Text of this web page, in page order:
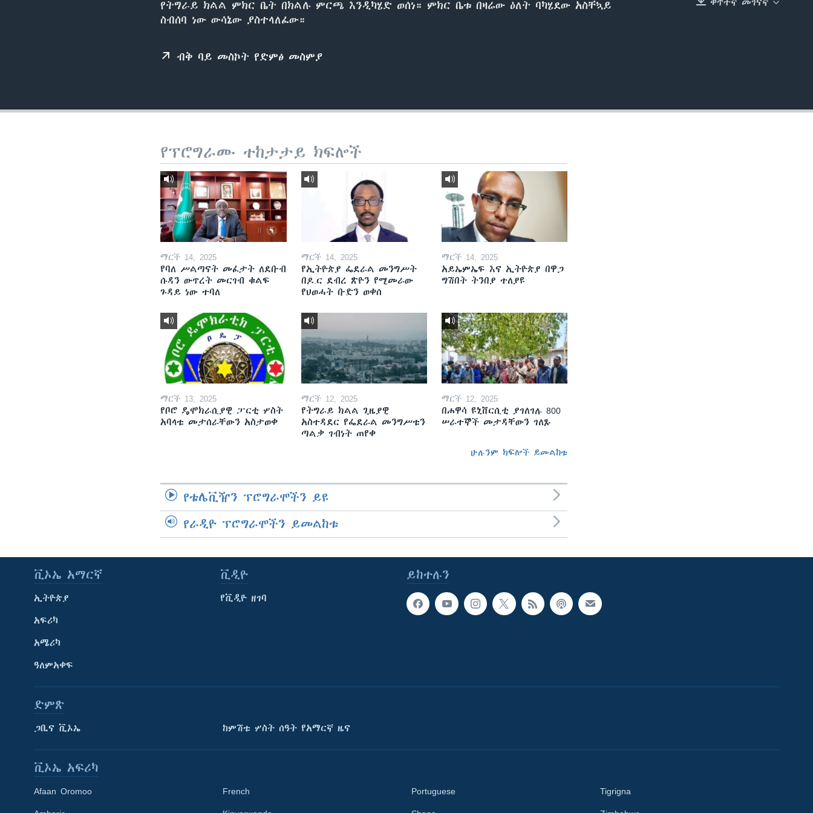
EMBED
የትግራይ ክልል ምክር ቤት በክልሉ ምርጫ እንዲካሄድ ወሰነ። ምክር ቤቱ በዛሬው ዕለት ባካሄደው አስቸኳይ
ስብሰባ ነው ውሳኔው ያስተላለፈው።
ብቅ ባይ መስኮት የድምፅ መስምያ
የፕሮግራሙ ተከታታይ ክፍሎች
ማርች 14, 2025
የባለ ሥልጣናት መፈታት ለደቡብ
ሱዳን ውጥረት መርገብ ቁልፍ
ጉዳይ ነው ተባለ
ማርች 14, 2025
የኢትዮጵያ ፌደራል መንግሥት
በዶ.ር ደብረ ጽዮን የሚመራው
የህወሓት ቡድን ወቀሰ
ማርች 14, 2025
አይኤምኤፍ እና ኢትዮጵያ በዋጋ
ግሽበት ትንበያ ተለያዩ
ማርች 13, 2025
የቦሮ ዴሞክራሲያዊ ፓርቲ ሦስት
አባላቱ መታሰራቸውን አስታወቀ
ማርች 12, 2025
የትግራይ ክልል ጊዜያዊ
አስተዳደር የፌደራል መንግሥቱን
ጣልቃ ገብነት ጠየቀ
ማርች 12, 2025
በሐዋሳ ዩኒቨርሲቲ ያገለገሉ 800
ሠራተኞች መታዳቸውን ገለጹ
ሁሉንም ክፍሎች ይመልከቱ
የቴሌቪዥን ፕሮግራሞችን ይዩ
የራዲዮ ፕሮግራሞችን ይመልከቱ
ይከተሉን
ቪኦኤ አማርኛ
ኢትዮጵያ
አፍሪካ
አሜሪካ
ዓለምአቀፍ
ቪዲዮ
የቪዲዮ ዘገባ
ድምጽ
ጋቢና ቪኦኤ ከምሽቱ ሦስት ሰዓት የአማርኛ ዜና
ቪኦኤ አፍሪካ
Afaan Oromoo French Portuguese Tigrigna